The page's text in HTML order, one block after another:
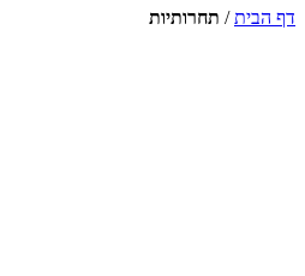
דף הבית/ תחרותיות